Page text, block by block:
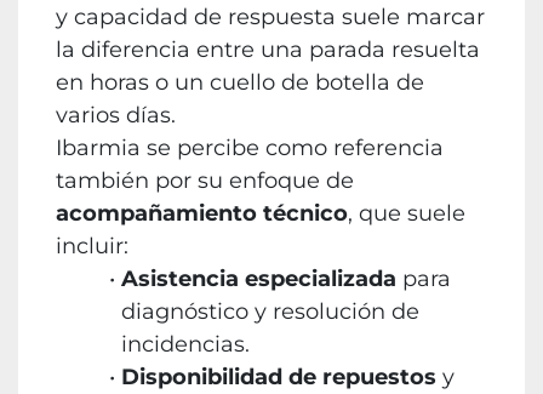
y capacidad de respuesta suele marcar
la diferencia entre una parada resuelta
en horas o un cuello de botella de
varios días.
Ibarmia se percibe como referencia
también por su enfoque de
acompañamiento técnico, que suele
incluir:
Asistencia especializada para
diagnóstico y resolución de
incidencias.
Disponibilidad de repuestos y